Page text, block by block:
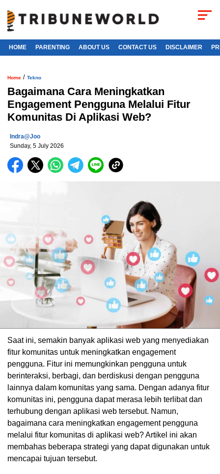
HOME PARENTING ABOUT US CONTACT US DISCLAIMER
Home / Tekno
Bagaimana Cara Meningkatkan
Engagement Pengguna Melalui Fitur
Komunitas Di Aplikasi Web?
Indra@joo
Sunday, 5 July 2026
Saat ini, semakin banyak aplikasi web yang menyediakan
fitur komunitas untuk meningkatkan engagement
pengguna. Fitur ini memungkinkan pengguna untuk
berinteraksi, berbagi, dan berdiskusi dengan pengguna
lainnya dalam komunitas yang sama. Dengan adanya fitur
komunitas ini, pengguna dapat merasa lebih terlibat dan
terhubung dengan aplikasi web tersebut. Namun,
bagaimana cara meningkatkan engagement pengguna
melalui fitur komunitas di aplikasi web? Artikel ini akan
membahas beberapa strategi yang dapat digunakan untuk
mencapai tujuan tersebut.